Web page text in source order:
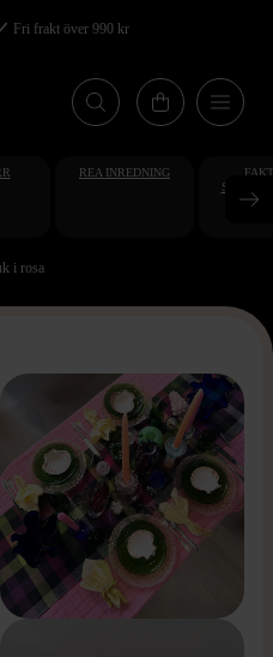
Fri frakt över 990 kr
REA INREDNING
i rosa